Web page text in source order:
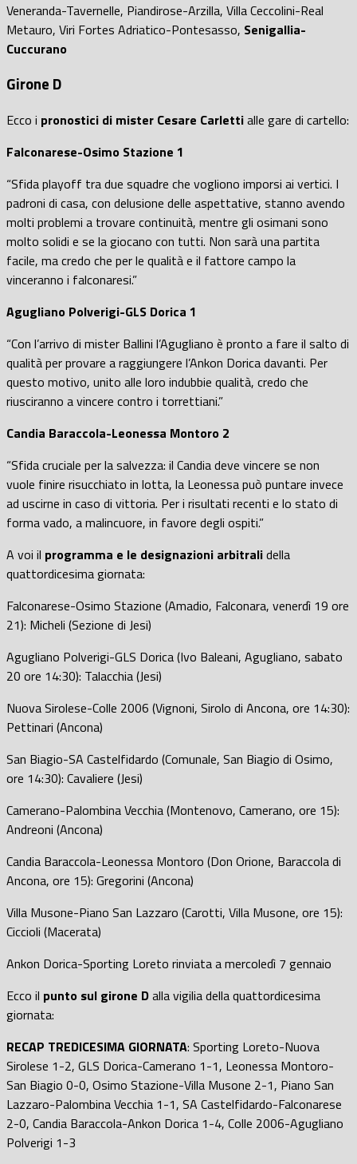
Veneranda-Tavernelle, Piandirose-Arzilla, Villa Ceccolini-Real
Metauro, Viri Fortes Adriatico-Pontesasso, Senigallia-
Cuccurano
Girone D
Ecco i pronostici di mister Cesare Carlettialle gare di cartello:
Falconarese-Osimo Stazione 1
“Sfida playoff tra due squadre che vogliono imporsi ai vertici. I
padroni di casa, con delusione delle aspettative, stanno avendo
molti problemi a trovare continuità, mentre gli osimani sono
molto solidi e se la giocano con tutti. Non sarà una partita
facile, ma credo che per le qualità e il fattore campo la
vinceranno i falconaresi.”
Agugliano Polverigi-GLS Dorica 1
“Con l’arrivo di mister Ballini l’Agugliano è pronto a fare il salto di
qualità per provare a raggiungere l’Ankon Dorica davanti. Per
questo motivo, unito alle loro indubbie qualità, credo che
riusciranno a vincere contro i torrettiani.”
Candia Baraccola-Leonessa Montoro 2
“Sfida cruciale per la salvezza: il Candia deve vincere se non
vuole finire risucchiato in lotta, la Leonessa può puntare invece
ad uscirne in caso di vittoria. Per i risultati recenti e lo stato di
forma vado, a malincuore, in favore degli ospiti.”
A voi il programma e le designazioni arbitralidella
quattordicesima giornata:
Falconarese-Osimo Stazione (Amadio, Falconara, venerdì 19 ore
21): Micheli (Sezione di Jesi)
Agugliano Polverigi-GLS Dorica (Ivo Baleani, Agugliano, sabato
20 ore 14:30): Talacchia (Jesi)
Nuova Sirolese-Colle 2006 (Vignoni, Sirolo di Ancona, ore 14:30):
Pettinari (Ancona)
San Biagio-SA Castelfidardo (Comunale, San Biagio di Osimo,
ore 14:30): Cavaliere (Jesi)
Camerano-Palombina Vecchia (Montenovo, Camerano, ore 15):
Andreoni (Ancona)
Candia Baraccola-Leonessa Montoro (Don Orione, Baraccola di
Ancona, ore 15): Gregorini (Ancona)
Villa Musone-Piano San Lazzaro (Carotti, Villa Musone, ore 15):
Ciccioli (Macerata)
Ankon Dorica-Sporting Loreto rinviata a mercoledì 7 gennaio
Ecco il punto sul girone Dalla vigilia della quattordicesima
giornata:
RECAP TREDICESIMA GIORNATA: Sporting Loreto-Nuova
Sirolese 1-2, GLS Dorica-Camerano 1-1, Leonessa Montoro-
San Biagio 0-0, Osimo Stazione-Villa Musone 2-1, Piano San
Lazzaro-Palombina Vecchia 1-1, SA Castelfidardo-Falconarese
2-0, Candia Baraccola-Ankon Dorica 1-4, Colle 2006-Agugliano
Polverigi 1-3